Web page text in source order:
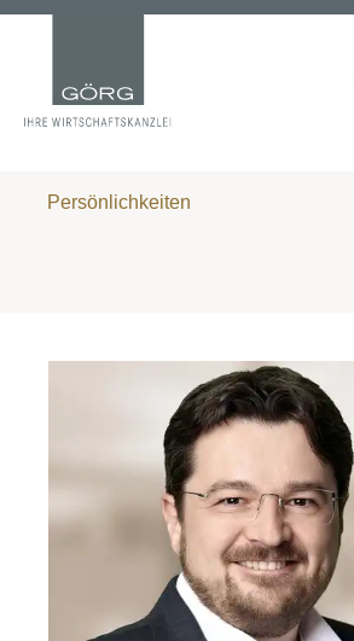
Persönlichkeiten